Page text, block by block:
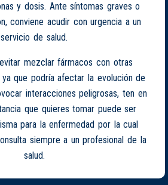
y dosis. Ante síntomas graves o
conviene acudir con urgencia a un
servicio de salud.
mezclar fármacos con otras
que podría afectar la evolución de
interacciones peligrosas, ten en
que quieres tomar puede ser
para la enfermedad por la cual
siempre a un profesional de la
salud.